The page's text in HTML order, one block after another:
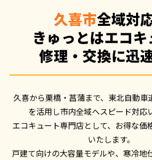
久喜市全域対
きゅっとはエコキ
修理・交換に迅
久喜から栗橋・菖蒲まで、東北自動車
を活用し市内全域へスピード対応
エコキュート専門店として、お得な価
いたします。
戸建て向けの大容量モデルや、寒冷地